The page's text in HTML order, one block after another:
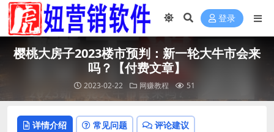
登录
樱桃大房子2023楼市预判：新一轮大牛市会来
吗？【付费文章】
2023-02-22 网赚教程 51
详情介绍 常见问题 评论建议